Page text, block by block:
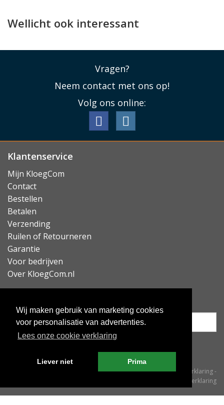
Wij maken gebruik van marketing cookies
voor personalisatie van advertenties.
Lees onze cookie verklaring
Liever niet Prima
Wellicht ook interessant
Vragen?
Neem contact met ons op!
Volg ons online:
Klantenservice
Mijn KloegCom
Contact
Bestellen
Betalen
Verzending
Ruilen of Retourneren
Garantie
Voor bedrijven
Over KloegCom.nl
Algemene voorwaarden-Cookieverklaring-
Privacyverklaring